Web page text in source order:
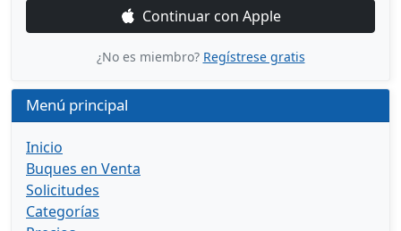
Continuar con Apple
¿No es miembro? Regístrese gratis
Menú principal
Inicio
Buques en Venta
Solicitudes
Categorías